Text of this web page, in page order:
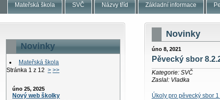
Mateřská škola SVČ Názvy tříd Základní informace
Novinky
Mateřská škola
Stránka 1 z 12 > >>
úno 25, 2025
Nový web školky
Novinky
úno 8, 2021
Pěvecký sbor
Kategorie: SVČ
Zaslal: Vladka
Úkoly pro pěvecký sbor